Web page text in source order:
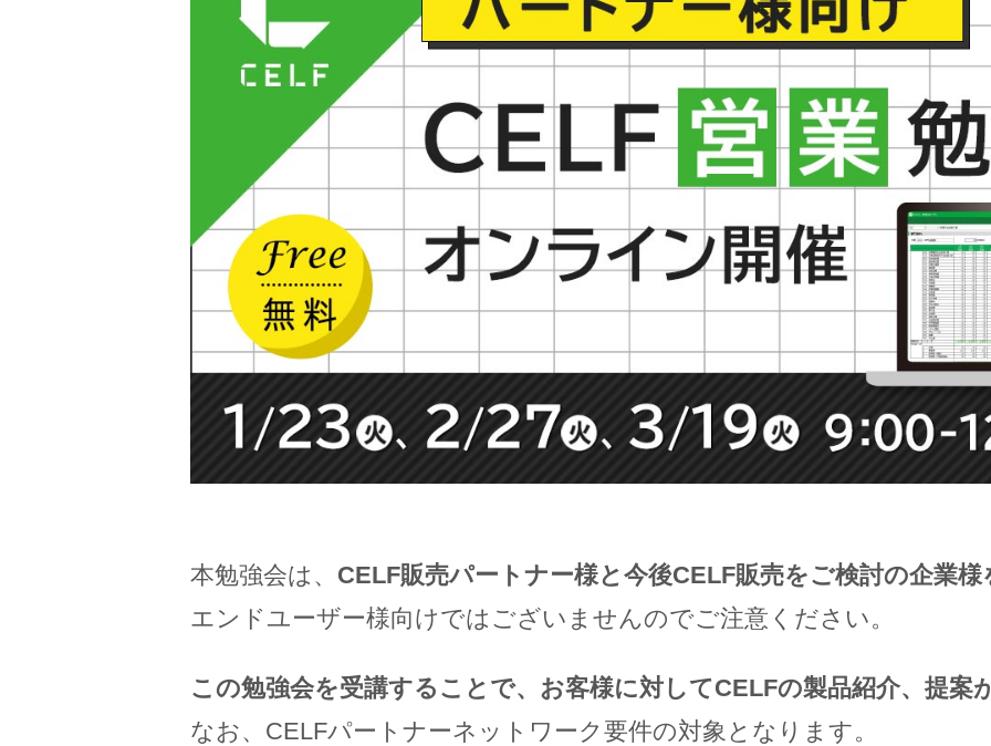
本勉強会は、 CELF販売パートナー様と今後CELF販売をご検討の企業様
エンドユーザー様向けではございませんのでご注意ください。
この勉強会を受講することで、お客様に対してCELFの製品紹介、提案
なお、CELFパートナーネットワーク要件の対象となります。